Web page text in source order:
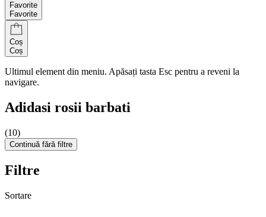
Favorite
Favorite
Coș
Coș
Ultimul element din meniu. Apăsați tasta Esc pentru a reveni la
navigare.
Adidasi rosii barbati
(10)
Continuă fără filtre
Filtre
Sortare